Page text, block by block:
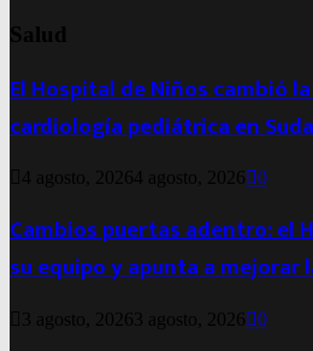
Salud
El Hospital de Niños cambió
cardiología pediátrica en
4 agosto, 20264 agosto, 2026 0
Cambios puertas adentro: el
su equipo y apunta a mejorar
3 agosto, 2026 3 agosto, 2026 0